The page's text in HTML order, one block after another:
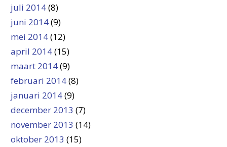
juli 2014(8)
juni 2014(9)
mei 2014(12)
april 2014(15)
maart 2014(9)
februari 2014(8)
januari 2014(9)
december 2013 (7)
november 2013 (14)
oktober 2013 (15)